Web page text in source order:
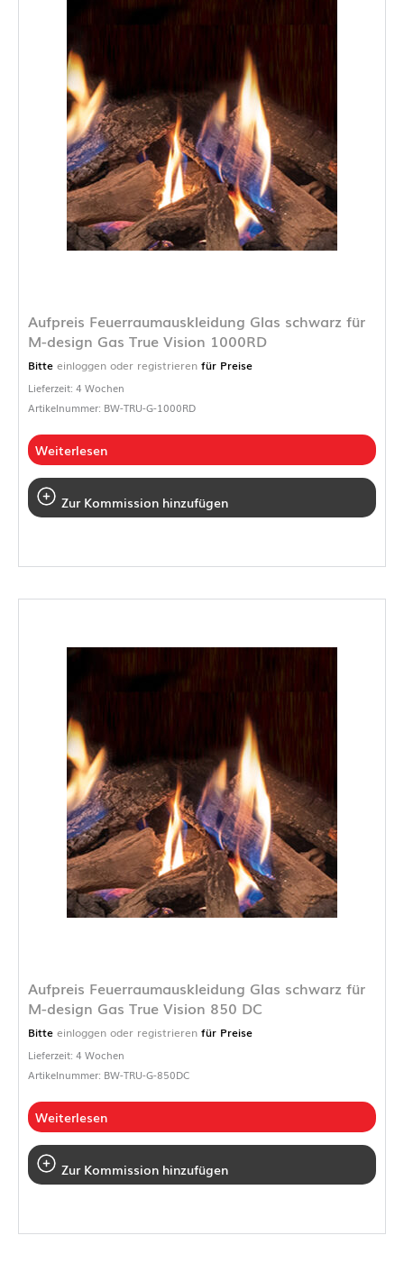
Aufpreis Feuerraumauskleidung Glas schwarz für
M-design Gas True Vision 1000RD
Bitte einloggen oder registrieren für Preise
Lieferzeit: 4 Wochen
Artikelnummer: BW-TRU-G-1000RD
Weiterlesen
Zur Kommission hinzufügen
Aufpreis Feuerraumauskleidung Glas schwarz für
M-design Gas True Vision 850 DC
Bitte einloggen oder registrieren für Preise
Lieferzeit: 4 Wochen
Artikelnummer: BW-TRU-G-850DC
Weiterlesen
Zur Kommission hinzufügen